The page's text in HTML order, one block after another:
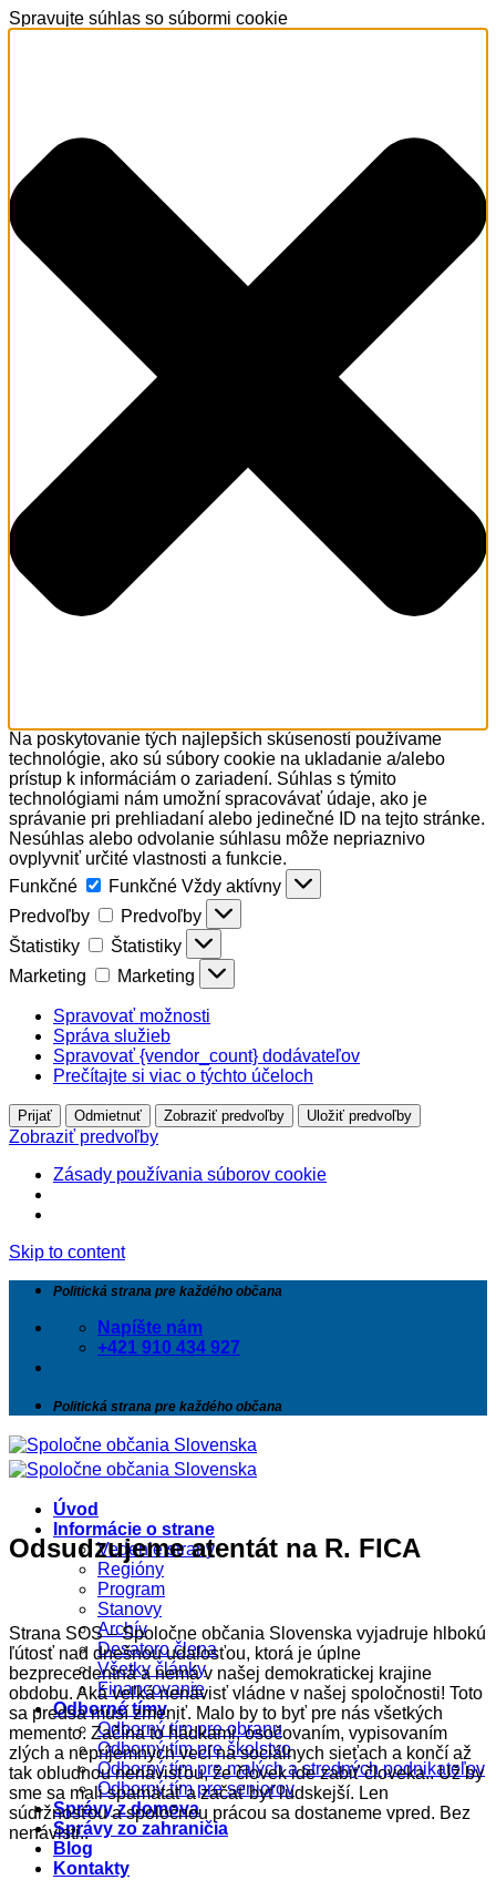
Spravujte súhlas so súbormi cookie
Na poskytovanie tých najlepších skúseností používame
technológie, ako sú súbory cookie na ukladanie a/alebo
prístup k informáciám o zariadení. Súhlas s týmito
technológiami nám umožní spracovávať údaje, ako je
správanie pri prehliadaní alebo jedinečné ID na tejto stránke.
Nesúhlas alebo odvolanie súhlasu môže nepriaznivo
ovplyvniť určité vlastnosti a funkcie.
Funkčné
Funkčné Vždy aktívny
Predvoľby
Predvoľby
Štatistiky
Štatistiky
Marketing
Marketing
Spravovať možnosti
Správa služieb
Spravovať {vendor_count} dodávateľov
Prečítajte si viac o týchto účeloch
Prijať Odmietnuť Zobraziť predvoľby Uložiť predvoľby
Zobraziť predvoľby
Zásady používania súborov cookie
Skip to content
Politická strana pre každého občana
Napíšte nám
+421 910 434 927
Politická strana pre každého občana
Úvod
Informácie o strane
Vedenie strany
Regióny
Program
Stanovy
Archív
Desatoro člena
Všetky články
Financovanie
Odborné tímy
Odborný tím pre obranu
Odborný tím pre školstvo
Odborný tím pre malých a stredných podnikateľov
Odborný tím pre seniorov
Správy z domova
Správy zo zahraničia
Blog
Kontakty
Odsudzujeme atentát na R. FICA
Strana SOS – Spoločne občania Slovenska vyjadruje hlbokú
ľútosť nad dnešnou udalosťou, ktorá je úplne
bezprecedentná a nemá v našej demokratickej krajine
obdobu. Aká veľká nenávisť vládne v našej spoločnosti! Toto
sa predsa musí zmeniť. Malo by to byť pre nás všetkých
memento. Začína to hádkami, osočovaním, vypisovaním
zlých a nepríjemnych vecí na sociálnych sieťach a končí až
tak obludnou nenávisťou, že človek ide zabiť človeka.. Už by
sme sa mali spamätať a začať byť ľudskejší. Len
súdržnosťou a spoločnou prácou sa dostaneme vpred. Bez
nenávisti..